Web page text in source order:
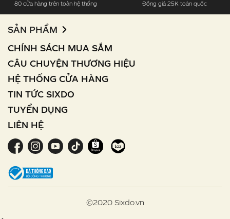
80 cửa hàng trên toàn hệ thống
Đồng giá 25K toàn quốc
SẢN PHẨM
CHÍNH SÁCH MUA SẮM
CÂU CHUYỆN THƯƠNG HIỆU
HỆ THỐNG CỬA HÀNG
TIN TỨC SIXDO
TUYỂN DỤNG
LIÊN HỆ
©2020 Sixdo.vn